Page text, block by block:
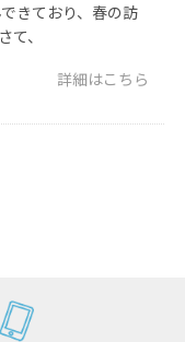
きており、春の訪
、
詳細はこちら